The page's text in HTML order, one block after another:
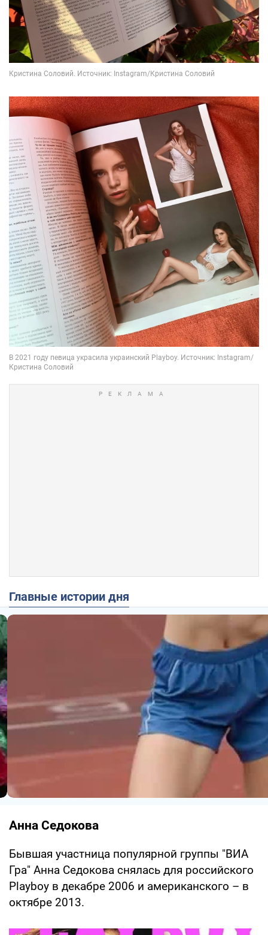
Главные истории дня
Анна Седокова
Бывшая участница популярной группы "ВИА
Гра" Анна Седокова снялась для российского
Playboy в декабре 2006 и американского – в
октябре 2013.